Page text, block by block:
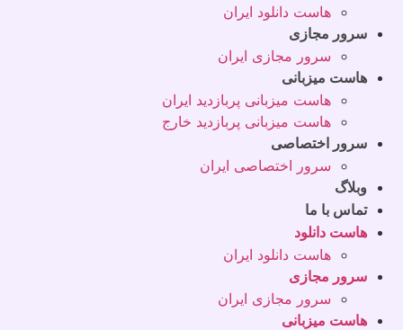
هاست دانلود ایران
سرور مجازی
سرور مجازی ایران
هاست میزبانی
هاست میزبانی پربازدید ایران
هاست میزبانی پربازدید خارج
سرور اختصاصی
سرور اختصاصی ایران
وبلاگ
تماس با ما
هاست دانلود
هاست دانلود ایران
سرور مجازی
سرور مجازی ایران
هاست میزبانی